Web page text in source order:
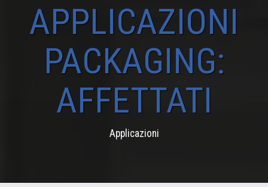
APPLICAZIONI
PACKAGING:
AFFETTATI
Applicazioni